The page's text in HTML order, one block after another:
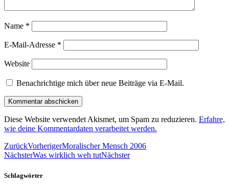
Name *
E-Mail-Adresse *
Website
Benachrichtige mich über neue Beiträge via E-Mail.
Diese Website verwendet Akismet, um Spam zu reduzieren. Erfahre,
wie deine Kommentardaten verarbeitet werden.
ZurückVorherigerMoralischer Mensch 2006
NächsterWas wirklich weh tutNächster
Schlagwörter